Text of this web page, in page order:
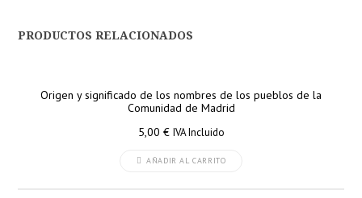
PRODUCTOS RELACIONADOS
Origen y significado de los nombres de los pueblos de la
Comunidad de Madrid
5,00 € IVA Incluido
AÑADIR AL CARRITO